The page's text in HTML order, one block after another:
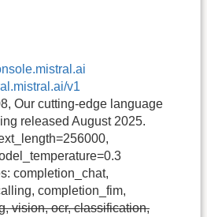
v1
Our cutting-edge language
released August 2025.
completion_chat,
completion_fim,
vision, ocr, classification,